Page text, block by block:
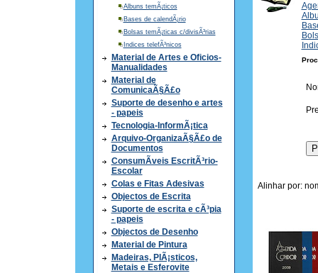
Albuns temÃ¡ticos
Bases de calendÃ¡rio
Bolsas temÃ¡ticas c/divisÃ³rias
Indices telefÃ³nicos
Material de Artes e Oficios-
Manualidades
Material de
ComunicaÃ§Ã£o
Suporte de desenho e artes
- papeis
Tecnologia-InformÃ¡tica
Arquivo-OrganizaÃ§Ã£o de
Documentos
ConsumÃ­veis EscritÃ³rio-
Escolar
Colas e Fitas Adesivas
Objectos de Escrita
Suporte de escrita e cÃ³pia
- papeis
Objectos de Desenho
Material de Pintura
Madeiras, PlÃ¡sticos,
Metais e Esferovite
Alinhar por: